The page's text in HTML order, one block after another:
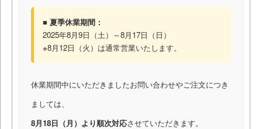
■ 夏季休業期間：
2025年8月9日（土）～8月17日（日）
※8月12日（火）は通常営業いたします。
休業期間中にいただきましたお問い合わせやご注文につき
ましては、
8月18日（月）より順次対応させていただきます。